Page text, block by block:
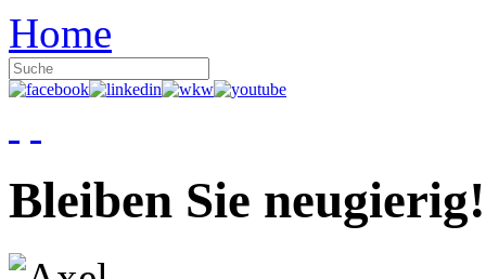
Home
Bleiben Sie neugierig!